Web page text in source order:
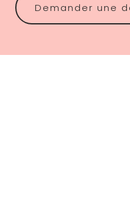
Demander une